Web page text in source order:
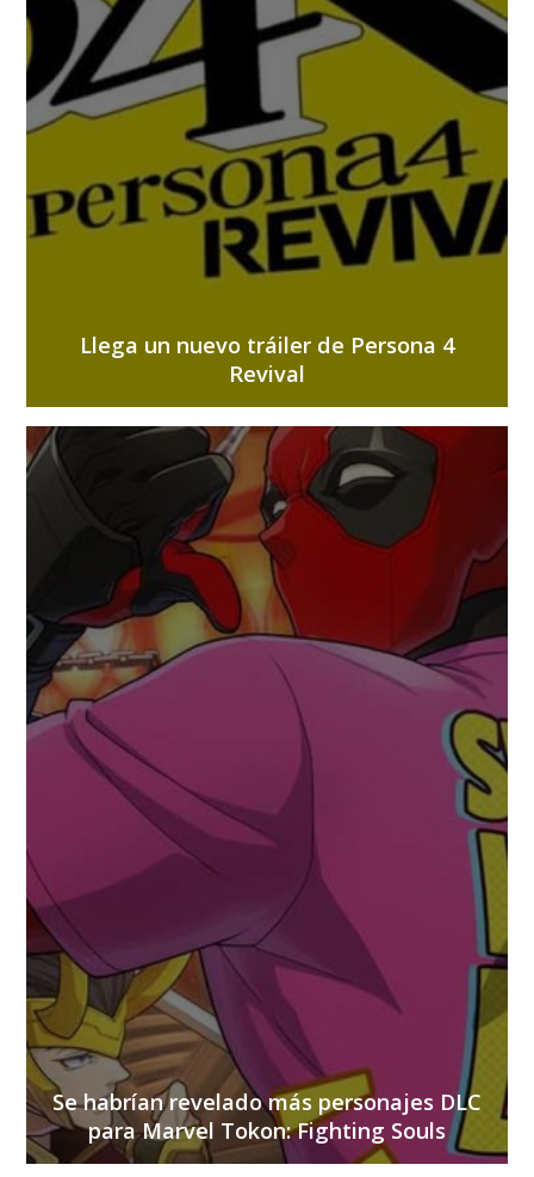
Llega un nuevo tráiler de Persona 4
Revival
Se habrían revelado más personajes DLC
para Marvel Tokon: Fighting Souls